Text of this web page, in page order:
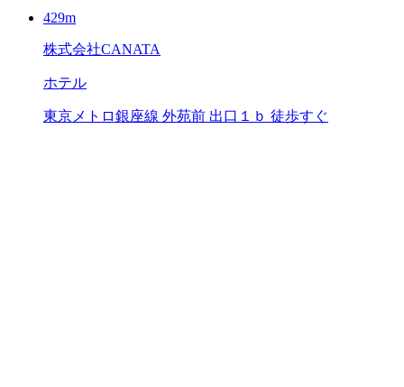
429m
株式会社CANATA
ホテル
東京メトロ銀座線 外苑前 出口１ｂ 徒歩すぐ